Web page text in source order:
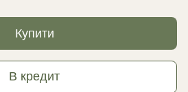
Купити
В кредит